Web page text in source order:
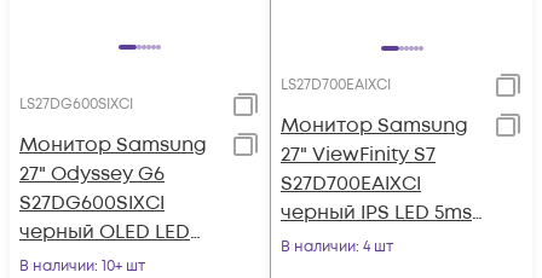
LS27DG600SIXCI
Монитор Samsung
27" Odyssey G6
S27DG600SIXCI
черный OLED LED
1ms 16:9 HDMI
В наличии: 10+ шт
LS27D700EAIXCI
Монитор Samsung
27" ViewFinity S7
S27D700EAIXCI
черный IPS LED 5ms
16:9 HDMI матовая
В наличии: 4 шт